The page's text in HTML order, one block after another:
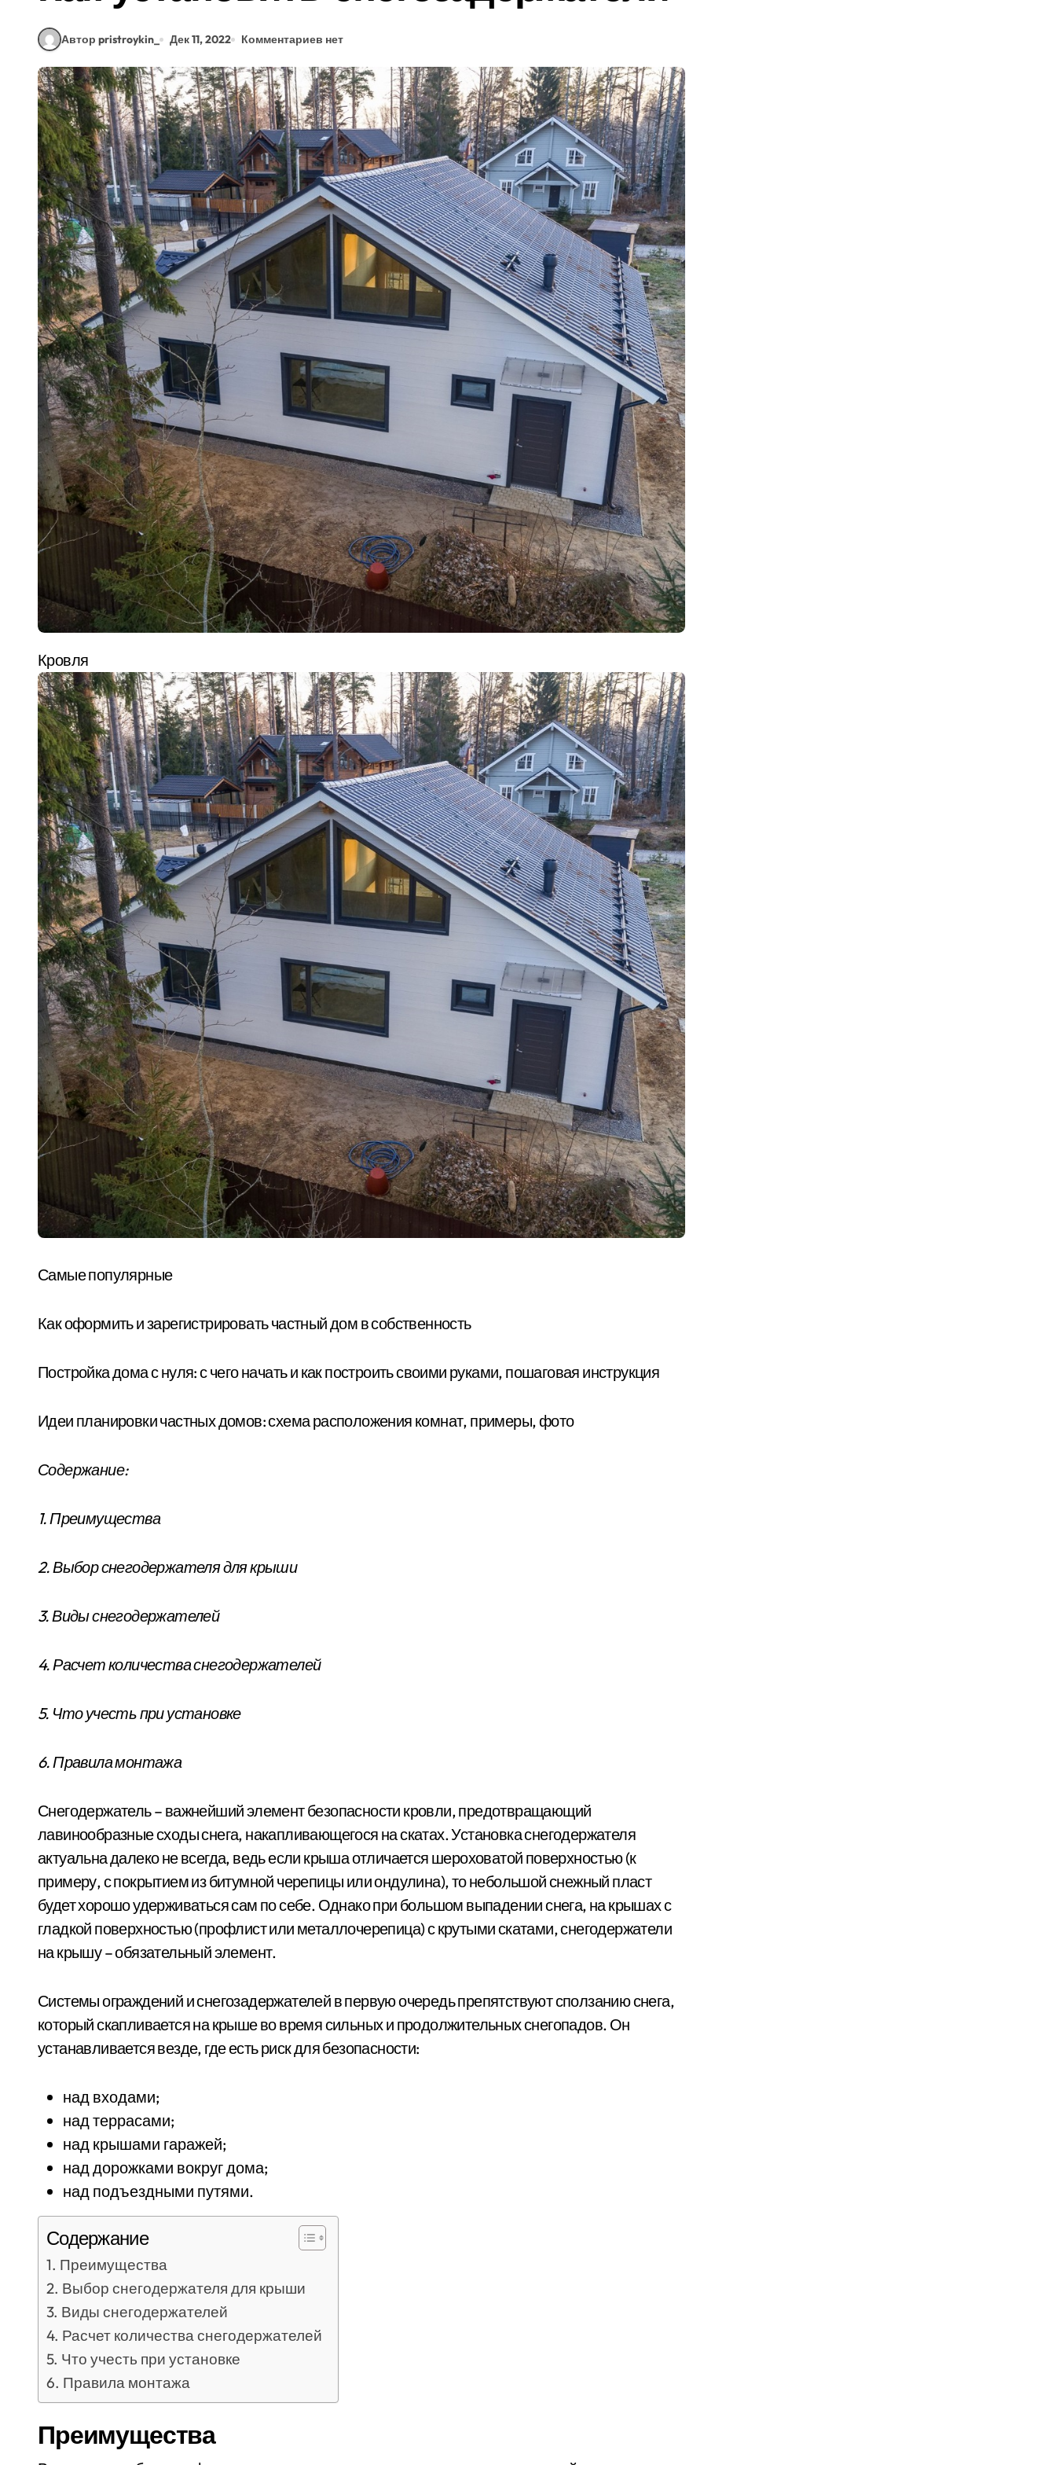
Автор pristroykin_ Дек 11, 2022 Комментариев нет
Кровля
Самые популярные
Как оформить и зарегистрировать частный дом в собственность
Постройка дома с нуля: с чего начать и как построить своими руками, пошаговая инструкция
Идеи планировки частных домов: схема расположения комнат, примеры, фото
Содержание:
1. Преимущества
2. Выбор снегодержателя для крыши
3. Виды снегодержателей
4. Расчет количества снегодержателей
5. Что учесть при установке
6. Правила монтажа
Снегодержатель – важнейший элемент безопасности кровли, предотвращающий
лавинообразные сходы снега, накапливающегося на скатах. Установка снегодержателя
актуальна далеко не всегда, ведь если крыша отличается шероховатой поверхностью (к
примеру, с покрытием из битумной черепицы или ондулина), то небольшой снежный пласт
будет хорошо удерживаться сам по себе. Однако при большом выпадении снега, на крышах с
гладкой поверхностью (профлист или металлочерепица) с крутыми скатами, снегодержатели
на крышу – обязательный элемент.
Системы ограждений и снегозадержателей в первую очередь препятствуют сползанию снега,
который скапливается на крыше во время сильных и продолжительных снегопадов. Он
устанавливается везде, где есть риск для безопасности:
над входами;
над террасами;
над крышами гаражей;
над дорожками вокруг дома;
над подъездными путями.
Содержание
Преимущества
Выбор снегодержателя для крыши
Виды снегодержателей
Расчет количества снегодержателей
Что учесть при установке
Правила монтажа
Преимущества